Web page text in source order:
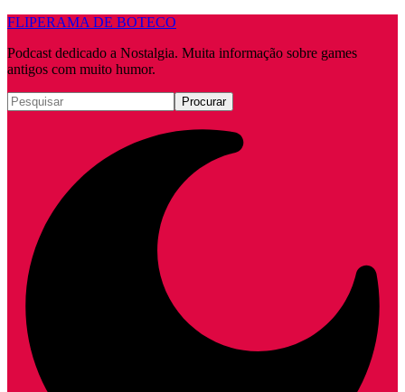
FLIPERAMA DE BOTECO
Podcast dedicado a Nostalgia. Muita informação sobre games
antigos com muito humor.